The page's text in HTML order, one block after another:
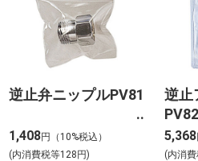
逆止弁ニップルPV81
1,408円（10%税込）
(内消費税等128円)
逆止
5,368
(内消